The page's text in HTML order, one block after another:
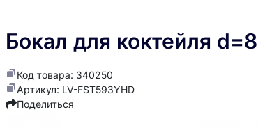
Бокал для коктейля
Код товара: 340250
Артикул: LV-FST593YHD
Поделиться